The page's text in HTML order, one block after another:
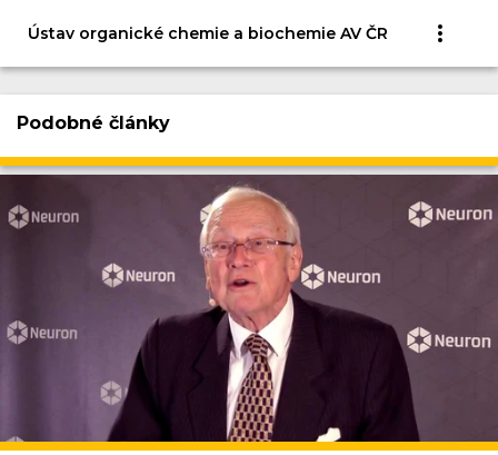
Ústav organické chemie a biochemie AV ČR
Podobné články